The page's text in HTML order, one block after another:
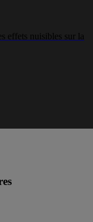
effets nuisibles sur la